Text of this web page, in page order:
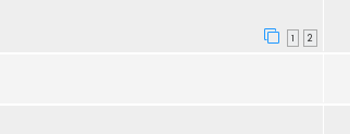
1 2